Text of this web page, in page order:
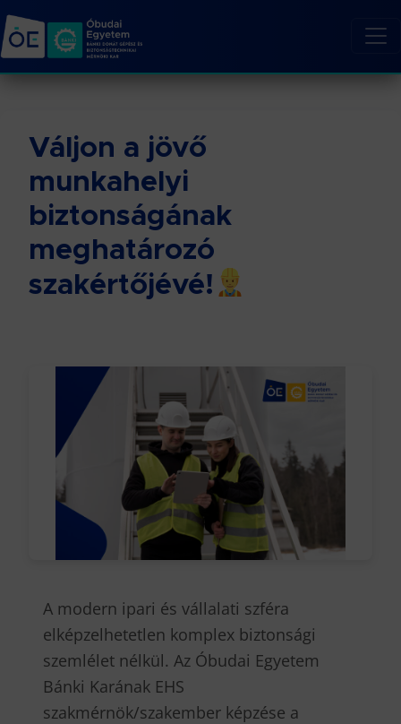
Váljon a jövő
munkahelyi
biztonságának
meghatározó
szakértőjévé!
A modern ipari és vállalati szféra
elképzelhetetlen komplex biztonsági
szemlélet nélkül. Az Óbudai Egyetem
Bánki Karának EHS
szakmérnök/szakember képzése a